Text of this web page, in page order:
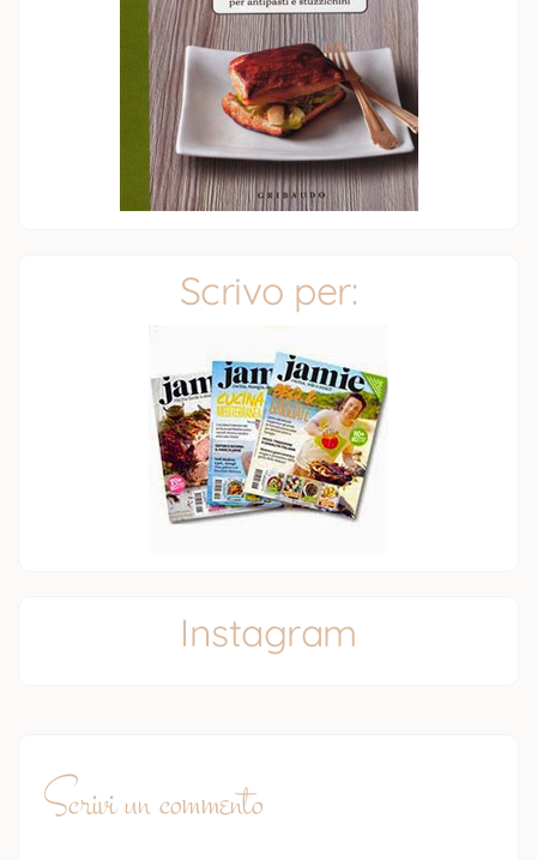
Scrivo per:
Instagram
Scrivi un commento